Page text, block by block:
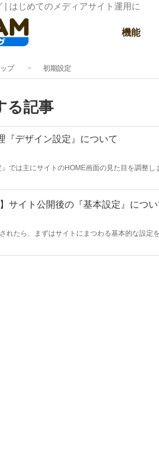
| はじめてのメディアサイト運用に
機能
プ 初期設定
る記事
『デザイン設定』について
』では主にサイトのHOME画面の見た目を調整し
】サイト公開後の『基本設定』につい
れたら、まずはサイトにまつわる基本的な設定